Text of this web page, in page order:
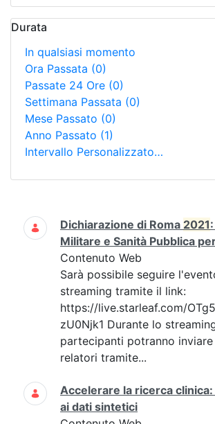
Durata
In qualsiasi momento
Ora Passata (0)
Passate 24 Ore (0)
Settimana Passata (0)
Mese Passato (0)
Anno Passato (1)
Intervallo Personalizzato…
Ricerca
Dichiarazione di Roma 2021
Militare e Sanità Pubblica
Contenuto Web
Sarà possibile seguire
streaming tramite il link:
https://live.starleaf.com/
zU0Njk1 Durante lo
partecipanti potranno
relatori tramite...
Accelerare la ricerca
ai dati sintetici